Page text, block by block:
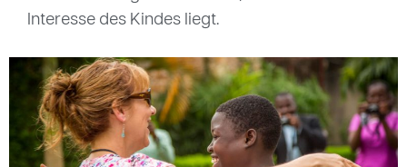
Interesse des Kindes liegt.